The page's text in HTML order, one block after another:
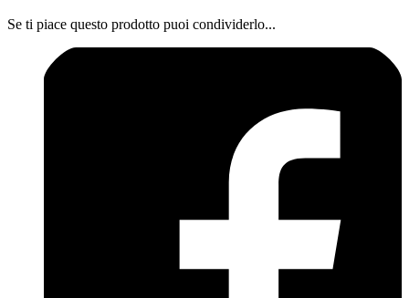
Se ti piace questo prodotto puoi condividerlo...